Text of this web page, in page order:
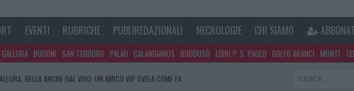
EVENTI RUBRICHE PUBLIREDAZIONALI NECROLOGIE CHI SIAMO
BUDONI SAN TEODORO PALAU CALANGIANUS BUDDUSÒ LOIRI P. S. PAOLO GOLFO ARANCI MONTI
BELLA ANCHE DAL VIVO: UN AMICO VIP SVELA COME FA